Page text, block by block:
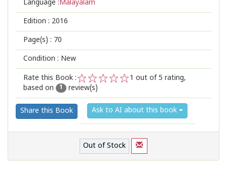
Language :Malayalam
Edition : 2016
Page(s) : 70
Condition : New
Rate this Book :
2
1
1 out of 5 rating,
based on
1 review(s)
Share this Book Ask to AI about this book
Out of Stock